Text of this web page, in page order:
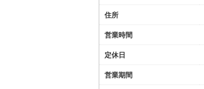
住所
営業時間
定休日
営業期間